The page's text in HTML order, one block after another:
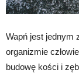
Wapń jest jednym
organizmie
budowę kości i